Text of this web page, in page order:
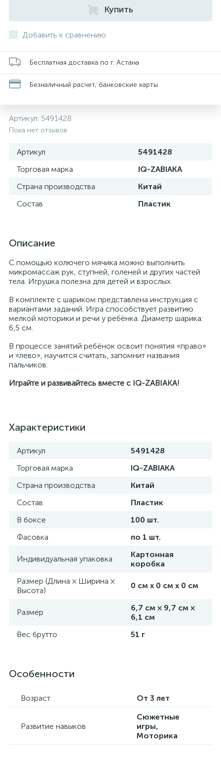
Купить
Добавить к сравнению
Бесплатная доставка по г. Астана
Безналичный расчет, банковские карты
Артикул: 5491428
Пока нет отзывов
Артикул
5491428
Торговая марка
IQ-ZABIAKA
Страна производства
Китай
Состав
Пластик
Описание
С помощью колючего мячика можно выполнить
микромассаж рук, ступней, голеней и других частей
тела. Игрушка полезна для детей и взрослых.
В комплекте с шариком представлена инструкция с
вариантами заданий. Игра способствует развитию
мелкой моторики и речи у ребёнка. Диаметр шарика:
6,5 см.
В процессе занятий ребёнок освоит понятия «право»
и «лево», научится считать, запомнит названия
пальчиков.
Играйте и развивайтесь вместе с IQ-ZABIAKA!
Характеристики
Артикул
5491428
Торговая марка
IQ-ZABIAKA
Страна производства
Китай
Состав
Пластик
В боксе
100 шт.
Фасовка
по 1 шт.
Индивидуальная упаковка
Картонная
коробка
Размер (Длина × Ширина ×
Высота)
0 см х 0 см х 0 см
Размер
6,7 см × 9,7 см ×
6,1 см
Вес брутто
51 г
Особенности
Возраст От 3 лет
Развитие навыков
Сюжетные
игры,
Моторика